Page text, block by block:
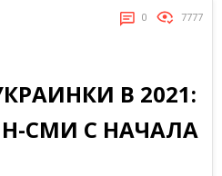
0 7777
В 2021:
СМИ С НАЧАЛА